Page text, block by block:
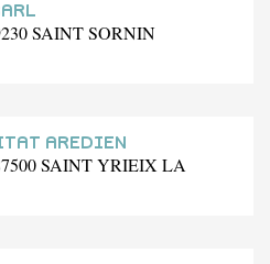
SAINT SORNIN
AREDIEN
SAINT YRIEIX LA